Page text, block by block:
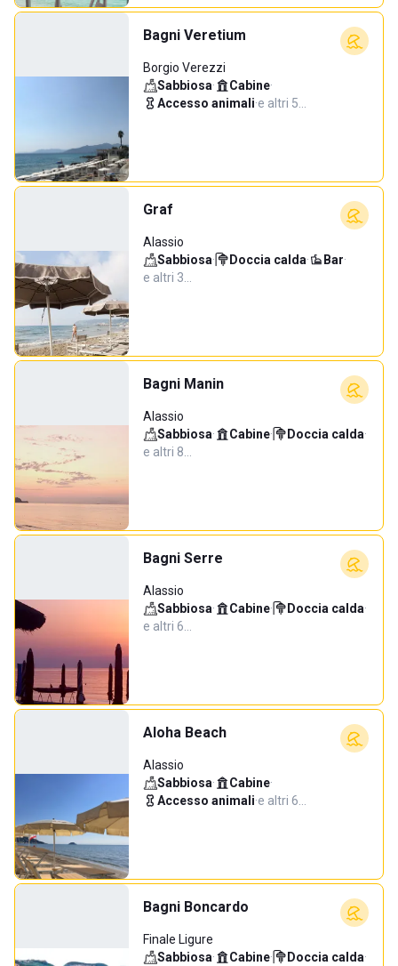
Bagni Veretium
Borgio Verezzi
Sabbiosa· Cabine·
Accesso animali·e altri 5…
Graf
Alassio
Sabbiosa· Doccia calda· Bar·
e altri 3…
Bagni Manin
Alassio
Sabbiosa· Cabine· Doccia calda·
e altri 8…
Bagni Serre
Alassio
Sabbiosa· Cabine· Doccia calda·
e altri 6…
Aloha Beach
Alassio
Sabbiosa· Cabine·
Accesso animali·e altri 6…
Bagni Boncardo
Finale Ligure
Sabbiosa· Cabine· Doccia calda·